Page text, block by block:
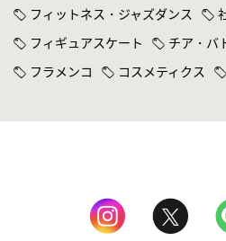
フィットネス・ジャズダンス
フィギュアスケート
チア・バ
フラメンコ
コスメティクス